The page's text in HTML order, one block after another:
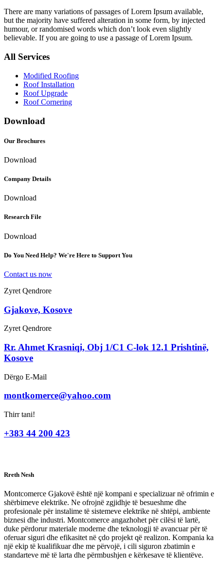
There are many variations of passages of Lorem Ipsum available,
but the majority have suffered alteration in some form, by injected
humour, or randomised words which don’t look even slightly
believable. If you are going to use a passage of Lorem Ipsum.
All Services
Modified Roofing
Roof Installation
Roof Upgrade
Roof Cornering
Download
Our Brochures
Download
Company Details
Download
Research File
Download
Do You Need Help? We're Here to Support You
Contact us now
Zyret Qendrore
Gjakove, Kosove
Zyret Qendrore
Rr. Ahmet Krasniqi, Obj 1/C1 C-lok 12.1 Prishtinë,
Kosove
Dërgo E-Mail
montkomerce@yahoo.com
Thirr tani!
+383 44 200 423
Rreth Nesh
Montcomerce Gjakovë është një kompani e specializuar në ofrimin e
shërbimeve elektrike. Ne ofrojnë zgjidhje të besueshme dhe
profesionale për instalime të sistemeve elektrike në shtëpi, ambiente
biznesi dhe industri. Montcomerce angazhohet për cilësi të lartë,
duke përdorur materiale moderne dhe teknologji të avancuar për të
oferuar siguri dhe efikasitet në çdo projekt që realizon. Kompania ka
një ekip të kualifikuar dhe me përvojë, i cili siguron zbatimin e
standarteve më të larta dhe përmbushjen e kërkesave të klientëve.